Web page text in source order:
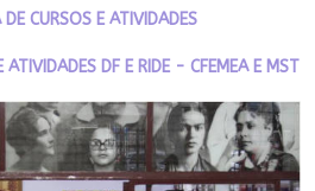
DE CURSOS E ATIVIDADES
ATIVIDADES DF E RIDE - CFEMEA E MST